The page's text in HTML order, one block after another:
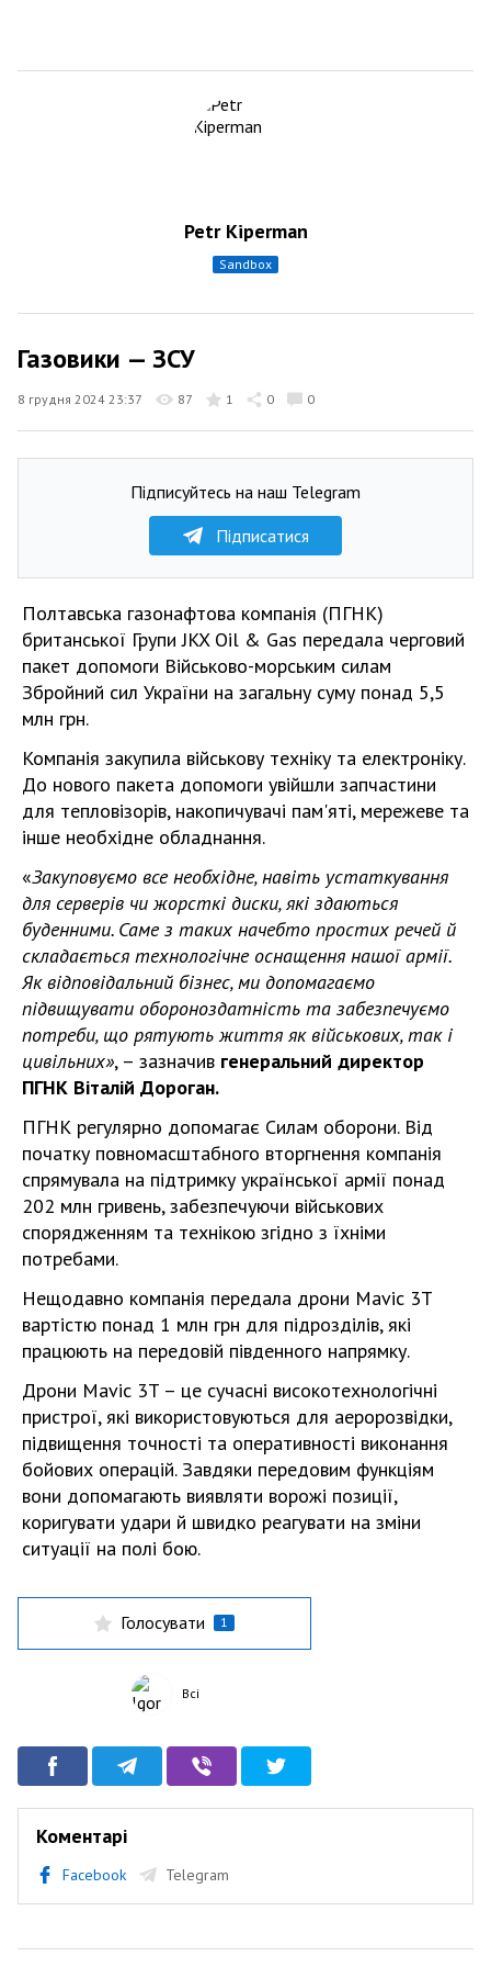
Petr Kiperman
sandbox
Газовики — ЗСУ
8 грудня 2024 23:37 87 1 0 0
Підписуйтесь на наш Telegram
Підписатися
Полтавська газонафтова компанія (ПГНК)
британської Групи JKX Oil & Gas передала черговий
пакет допомоги Військово-морським силам
Збройний сил України на загальну суму понад 5,5
млн грн.
Компанія закупила військову техніку та електроніку.
До нового пакета допомоги увійшли запчастини
для тепловізорів, накопичувачі пам'яті, мережеве та
інше необхідне обладнання.
«Закуповуємо все необхідне, навіть устаткування
для серверів чи жорсткі диски, які здаються
буденними. Саме з таких начебто простих речей й
складається технологічне оснащення нашої армії.
Як відповідальний бізнес, ми допомагаємо
підвищувати обороноздатність та забезпечуємо
потреби, що рятують життя як військових, так і
цивільних», – зазначив генеральний директор
ПГНК Віталій Дороган.
ПГНК регулярно допомагає Силам оборони. Від
початку повномасштабного вторгнення компанія
спрямувала на підтримку української армії понад
202 млн гривень, забезпечуючи військових
спорядженням та технікою згідно з їхніми
потребами.
Нещодавно компанія передала дрони Mavic 3T
вартістю понад 1 млн грн для підрозділів, які
працюють на передовій південного напрямку.
Дрони Mavic 3T – це сучасні високотехнологічні
пристрої, які використовуються для аеророзвідки,
підвищення точності та оперативності виконання
бойових операцій. Завдяки передовим функціям
вони допомагають виявляти ворожі позиції,
коригувати удари й швидко реагувати на зміни
ситуації на полі бою.
Голосувати 1
Всі
Коментарі
Facebook Telegram